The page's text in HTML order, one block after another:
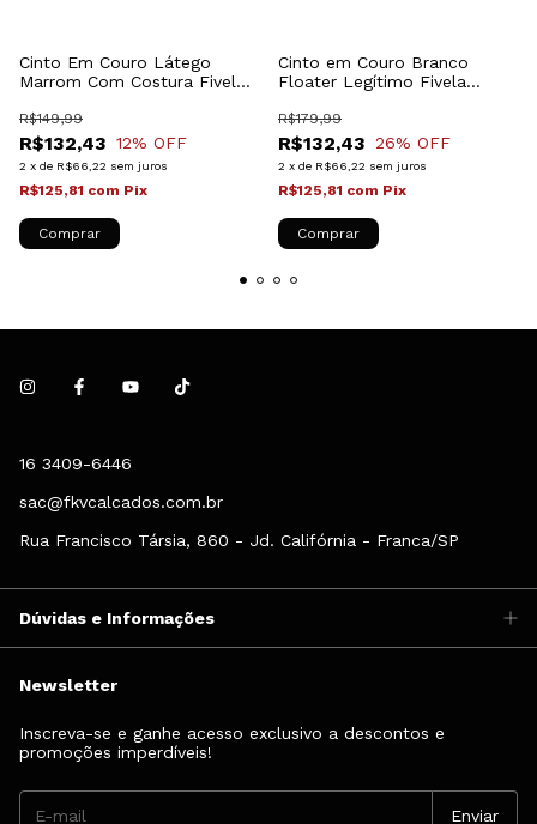
Cinto Em Couro Látego
Marrom Com Costura Fivela
705_40M
R$132,43
R$149,99
12% OFF
2 x de R$66,22 sem juros
R$125,81 com Pix
Comprar
Cinto em Couro Branco
Floater Legítimo Fivela
R$132,43
R$179,99
26% OFF
2 x de R$66,22 sem juros
R$125,81 com Pix
Comprar
16 3409-6446
sac@fkvcalcados.com.br
Rua Francisco Társia, 860 - Jd. Califórnia - Franca/SP
Dúvidas e Informações
Newsletter
Inscreva-se e ganhe acesso exclusivo a descontos e
promoções imperdíveis!